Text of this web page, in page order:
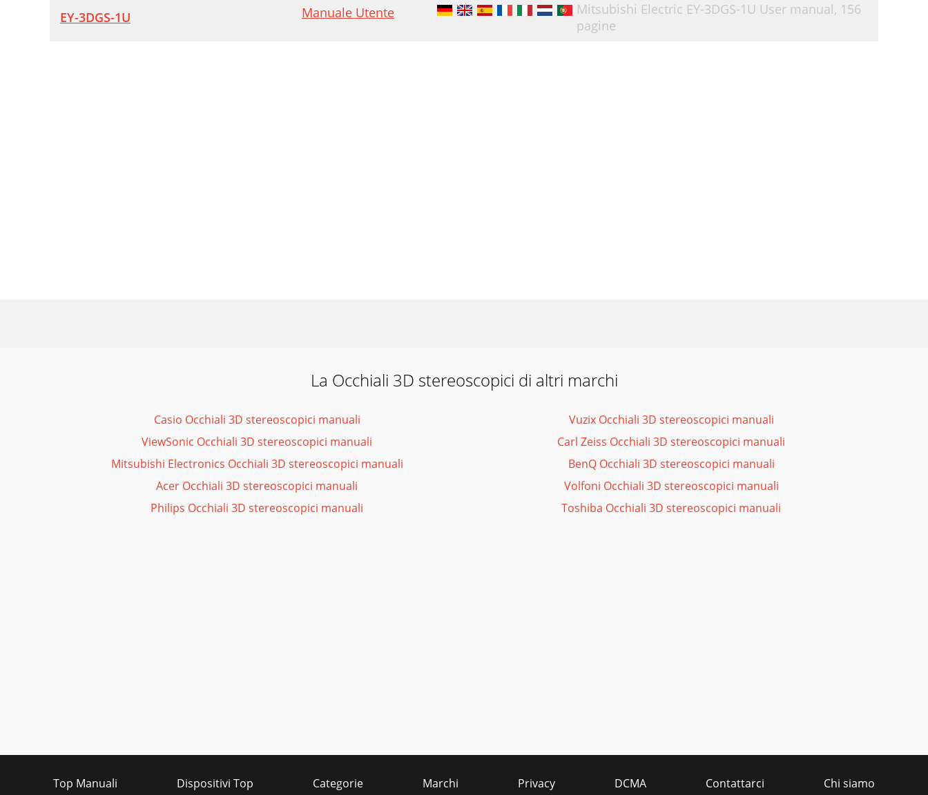
EY-3DGS-1U Manuale Utente Mitsubishi Electric EY-3DGS-1U User manual, 156
pagine
La Occhiali 3D stereoscopici di altri marchi
Casio Occhiali 3D stereoscopici manuali
ViewSonic Occhiali 3D stereoscopici manuali
Mitsubishi Electronics Occhiali 3D stereoscopici manuali
Acer Occhiali 3D stereoscopici manuali
Philips Occhiali 3D stereoscopici manuali
Vuzix Occhiali 3D stereoscopici manuali
Carl Zeiss Occhiali 3D stereoscopici manuali
BenQ Occhiali 3D stereoscopici manuali
Volfoni Occhiali 3D stereoscopici manuali
Toshiba Occhiali 3D stereoscopici manuali
Top Manuali Dispositivi Top Categorie Marchi Privacy DCMA Contattarci Chi siamo